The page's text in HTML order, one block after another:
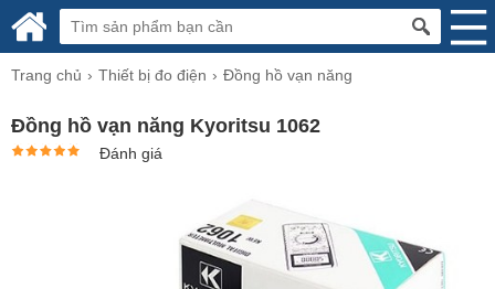
Trang chủ Thiết bị đo điện Đồng hồ vạn năng
Đồng hồ vạn năng Kyoritsu 1062
Đánh giá